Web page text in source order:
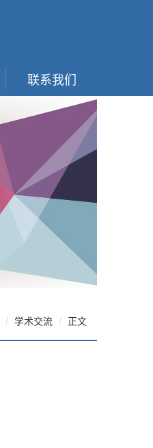
联系我们
学术交流 正文